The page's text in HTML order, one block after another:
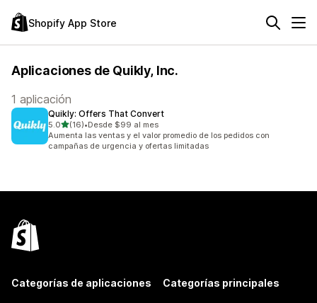
Shopify App Store
Aplicaciones de Quikly, Inc.
1 aplicación
Quikly: Offers That Convert
5.0de 5 estrellas
(16)
16 reseñas en total
•Desde $99 al mes
Aumenta las ventas y el valor promedio de los pedidos con
campañas de urgencia y ofertas limitadas
Categorías de aplicaciones Categorías principales